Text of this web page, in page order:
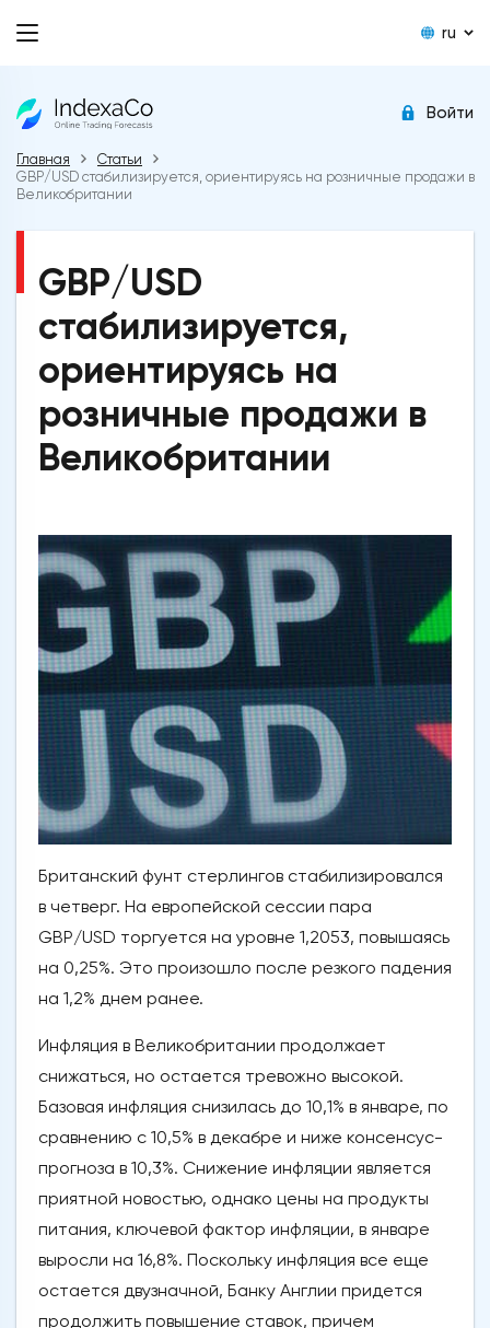
ru
Войти
Главная
Статьи
GBP/USD стабилизируется, ориентируясь на розничные продажи в
Великобритании
GBP/USD
стабилизируется,
ориентируясь на
розничные продажи в
Великобритании
Британский фунт стерлингов стабилизировался
в четверг. На европейской сессии пара
GBP/USD торгуется на уровне 1,2053, повышаясь
на 0,25%. Это произошло после резкого падения
на 1,2% днем ранее.
Инфляция в Великобритании продолжает
снижаться, но остается тревожно высокой.
Базовая инфляция снизилась до 10,1% в январе, по
сравнению с 10,5% в декабре и ниже консенсус-
прогноза в 10,3%. Снижение инфляции является
приятной новостью, однако цены на продукты
питания, ключевой фактор инфляции, в январе
выросли на 16,8%. Поскольку инфляция все еще
остается двузначной, Банку Англии придется
продолжить повышение ставок, причем